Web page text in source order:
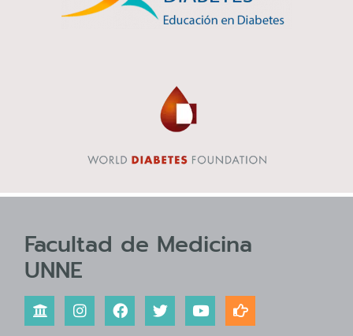
Facultad de Medicina
UNNE